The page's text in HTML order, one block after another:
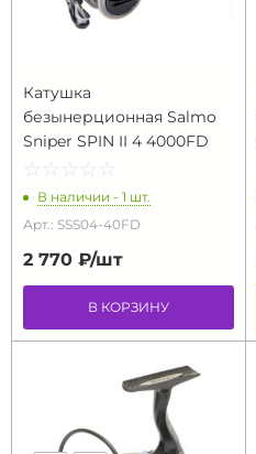
Катушка
безынерционная Salmo
Sniper SPIN II 4 4000FD
☆ ☆ ☆ ☆ ☆
★ ★ ★ ★ ★
В наличии - 1 шт.
Арт.: SSS04-40FD
2 770 ₽/шт
В КОРЗИНУ